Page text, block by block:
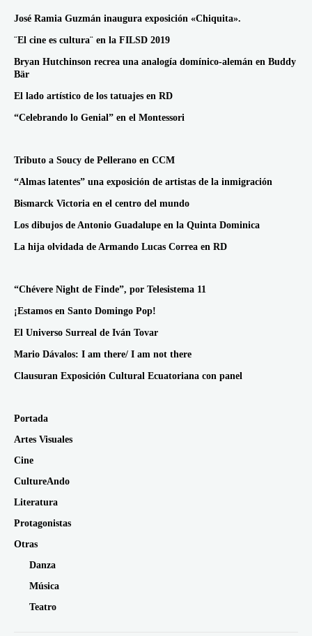
José Ramia Guzmán inaugura exposición «Chiquita».
¨El cine es cultura¨ en la FILSD 2019
Bryan Hutchinson recrea una analogía domínico-alemán en Buddy
Bär
El lado artístico de los tatuajes en RD
“Celebrando lo Genial” en el Montessori
Tributo a Soucy de Pellerano en CCM
“Almas latentes” una exposición de artistas de la inmigración
Bismarck Victoria en el centro del mundo
Los dibujos de Antonio Guadalupe en la Quinta Dominica
La hija olvidada de Armando Lucas Correa en RD
“Chévere Night de Finde”, por Telesistema 11
¡Estamos en Santo Domingo Pop!
El Universo Surreal de Iván Tovar
Mario Dávalos: I am there/ I am not there
Clausuran Exposición Cultural Ecuatoriana con panel
Portada
Artes Visuales
Cine
CultureAndo
Literatura
Protagonistas
Otras
Danza
Música
Teatro